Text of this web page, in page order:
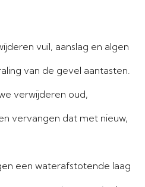
vuil, aanslag en algen
van de gevel aantasten.
verwijderen oud,
vervangen dat met nieuw,
een waterafstotende laag